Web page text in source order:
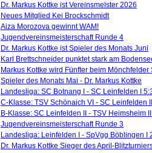
Dr. Markus Kottke ist Vereinsmeister 2026
Neues Mitglied Kei Brockschmidt
Aiza Morozova gewinnt WAM!
Jugendvereinsmeisterschaft Runde 4
Dr. Markus Kottke ist Spieler des Monats Juni
Karl Brettschneider punktet stark am
Markus Kottke wird Fünfter beim
Spieler des Monats Mai - Dr. Markus Kottke
Landesliga: SC Botnang I - SC Leinfelden I
C-Klasse: TSV Schönaich VI - SC Leinfelden
B-Klasse: SC Leinfelden II - TSV Heimsheim
Jugendvereinsmeisterschaft Runde 3
Landesliga: Leinfelden I - SpVgg Böblingen I
Dr. Markus Kottke Sieger des April-